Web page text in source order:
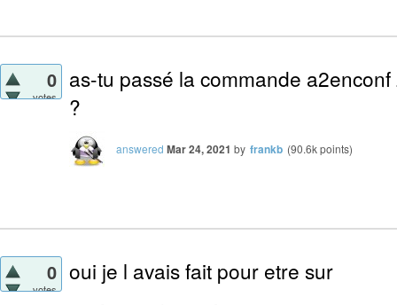
0
votes
as-tu passé la commande
?
answered Mar 24, 2021 by frankb (90.6kpoints)
0
votes
oui je l avais fait pour etre sur